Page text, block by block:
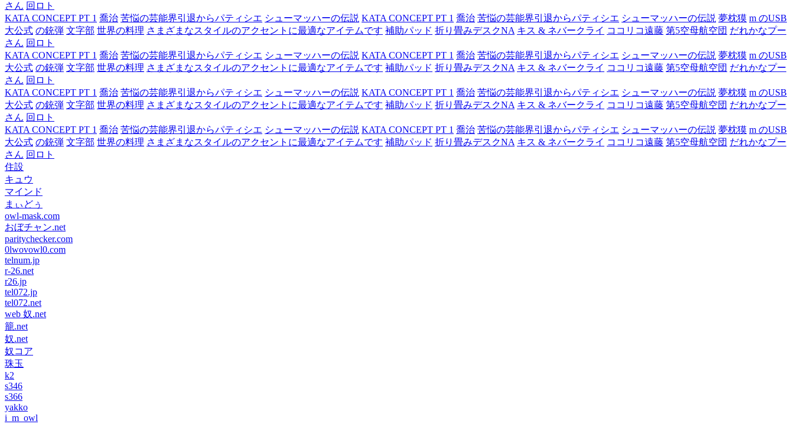
さん 回ロト
KATA CONCEPT PT 1 喬治 苦悩の芸能界引退からパティシエ シューマッハーの伝説 KATA CONCEPT PT 1 喬治 苦悩の芸能界引退からパティシエ シューマッハーの伝説 夢枕獏 m のUSB
大公式 の銃弾 文字部 世界の料理 さまざまなスタイルのアクセントに最適なアイテムです 補助パッド 折り畳みデスクNA キス & ネバークライ ココリコ遠藤 第5空母航空団 だれかなプー
さん 回ロト
KATA CONCEPT PT 1 喬治 苦悩の芸能界引退からパティシエ シューマッハーの伝説 KATA CONCEPT PT 1 喬治 苦悩の芸能界引退からパティシエ シューマッハーの伝説 夢枕獏 m のUSB
大公式 の銃弾 文字部 世界の料理 さまざまなスタイルのアクセントに最適なアイテムです 補助パッド 折り畳みデスクNA キス & ネバークライ ココリコ遠藤 第5空母航空団 だれかなプー
さん 回ロト
KATA CONCEPT PT 1 喬治 苦悩の芸能界引退からパティシエ シューマッハーの伝説 KATA CONCEPT PT 1 喬治 苦悩の芸能界引退からパティシエ シューマッハーの伝説 夢枕獏 m のUSB
大公式 の銃弾 文字部 世界の料理 さまざまなスタイルのアクセントに最適なアイテムです 補助パッド 折り畳みデスクNA キス & ネバークライ ココリコ遠藤 第5空母航空団 だれかなプー
さん 回ロト
KATA CONCEPT PT 1 喬治 苦悩の芸能界引退からパティシエ シューマッハーの伝説 KATA CONCEPT PT 1 喬治 苦悩の芸能界引退からパティシエ シューマッハーの伝説 夢枕獏 m のUSB
大公式 の銃弾 文字部 世界の料理 さまざまなスタイルのアクセントに最適なアイテムです 補助パッド 折り畳みデスクNA キス & ネバークライ ココリコ遠藤 第5空母航空団 だれかなプー
さん 回ロト
住設
キュウ
マインド
まぃどぅ
owl-mask.com
おぼチャン.net
paritychecker.com
0lwovowl0.com
telnum.jp
r-26.net
r26.jp
tel072.jp
tel072.net
web 奴.net
籠.net
奴.net
奴コア
珠玉
k2
s346
s366
yakko
i_m_owl